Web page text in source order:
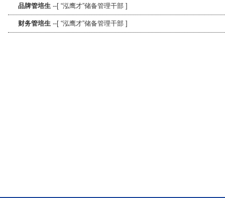
品牌管培生 --[ “泓鹰才”储备管理干部 ]
财务管培生 --[ “泓鹰才”储备管理干部 ]